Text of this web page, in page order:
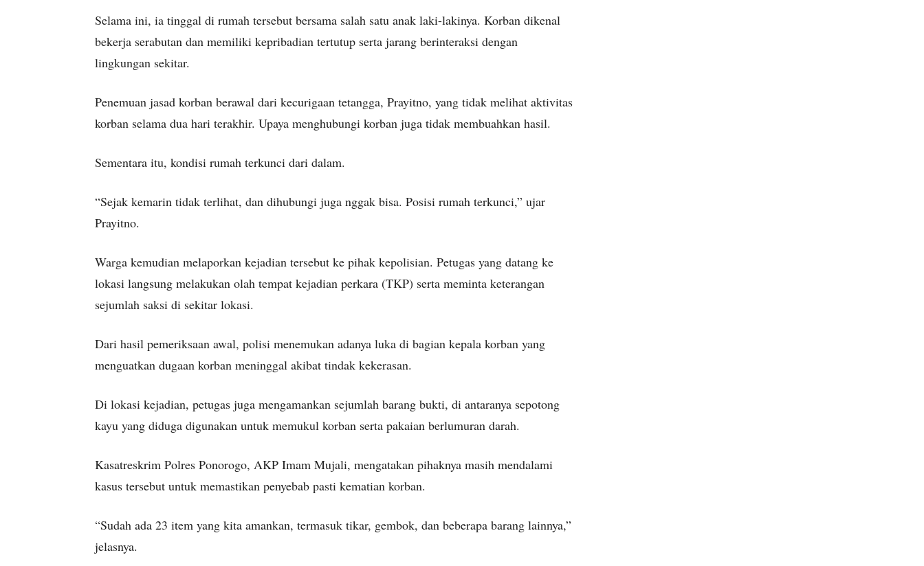
Selama ini, ia tinggal di rumah tersebut bersama salah satu anak laki-lakinya. Korban dikenal
bekerja serabutan dan memiliki kepribadian tertutup serta jarang berinteraksi dengan
lingkungan sekitar.
Penemuan jasad korban berawal dari kecurigaan tetangga, Prayitno, yang tidak melihat aktivitas
korban selama dua hari terakhir. Upaya menghubungi korban juga tidak membuahkan hasil.
Sementara itu, kondisi rumah terkunci dari dalam.
“Sejak kemarin tidak terlihat, dan dihubungi juga nggak bisa. Posisi rumah terkunci,” ujar
Prayitno.
Warga kemudian melaporkan kejadian tersebut ke pihak kepolisian. Petugas yang datang ke
lokasi langsung melakukan olah tempat kejadian perkara (TKP) serta meminta keterangan
sejumlah saksi di sekitar lokasi.
Dari hasil pemeriksaan awal, polisi menemukan adanya luka di bagian kepala korban yang
menguatkan dugaan korban meninggal akibat tindak kekerasan.
Di lokasi kejadian, petugas juga mengamankan sejumlah barang bukti, di antaranya sepotong
kayu yang diduga digunakan untuk memukul korban serta pakaian berlumuran darah.
Kasatreskrim Polres Ponorogo, AKP Imam Mujali, mengatakan pihaknya masih mendalami
kasus tersebut untuk memastikan penyebab pasti kematian korban.
“Sudah ada 23 item yang kita amankan, termasuk tikar, gembok, dan beberapa barang lainnya,”
jelasnya.